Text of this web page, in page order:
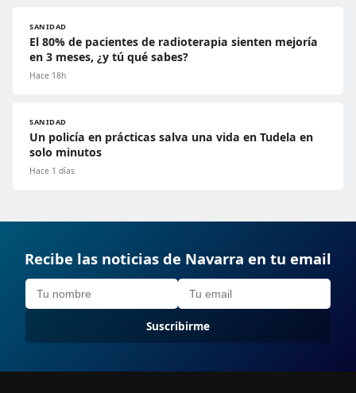
SANIDAD
El 80% de pacientes de radioterapia sienten mejoría
en 3 meses, ¿y tú qué sabes?
Hace 18h
SANIDAD
Un policía en prácticas salva una vida en Tudela en
solo minutos
Hace 1 días
Recibe las noticias de Navarra en tu email
Suscribirme